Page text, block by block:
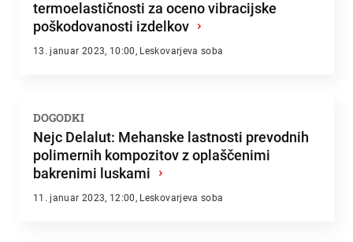
termoelastičnosti za oceno vibracijske
poškodovanosti izdelkov ›
13. januar 2023, 10:00, Leskovarjeva soba
DOGODKI
Nejc Delalut: Mehanske lastnosti prevodnih
polimernih kompozitov z oplaščenimi
bakrenimi luskami ›
11. januar 2023, 12:00, Leskovarjeva soba